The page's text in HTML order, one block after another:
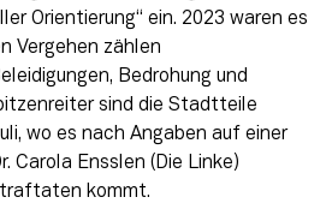
Orientierung“ ein. 2023 waren es
Vergehen zählen
Bedrohung und
sind die Stadtteile
wo es nach Angaben auf einer
Carola Ensslen (Die Linke)
kommt.